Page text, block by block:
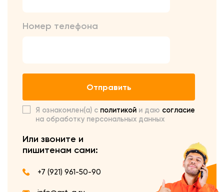
Номер телефона
Отправить
Я ознакомлен(а) с политикой и даю согласие
на обработку персональных данных
Или звоните и
пишитенам сами:
+7 (921) 961-50-90